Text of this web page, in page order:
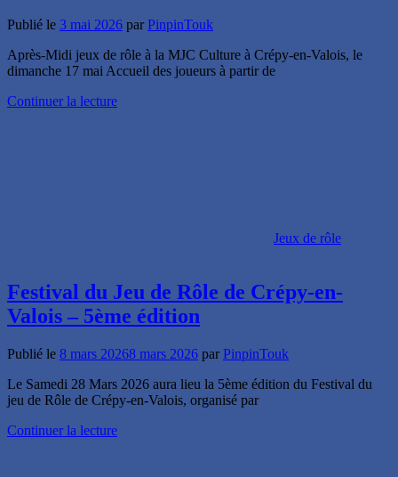
Publié le 3 mai 2026 par PinpinTouk
Après-Midi jeux de rôle à la MJC Culture à Crépy-en-Valois, le
dimanche 17 mai Accueil des joueurs à partir de
Continuer la lecture
Jeux de rôle
Festival du Jeu de Rôle de Crépy-en-
Valois – 5ème édition
Publié le 8 mars 20268 mars 2026 par PinpinTouk
Le Samedi 28 Mars 2026 aura lieu la 5ème édition du Festival du
jeu de Rôle de Crépy-en-Valois, organisé par
Continuer la lecture